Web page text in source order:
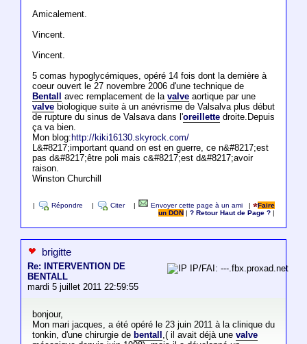
Amicalement.
Vincent.
Vincent.
5 comas hypoglycémiques, opéré 14 fois dont la dernière à
coeur ouvert le 27 novembre 2006 d'une technique de
Bentall
avec remplacement de la valveaortique par une
valvebiologique suite à un anévrisme de Valsalva plus début
de rupture du sinus de Valsava dans l'oreillettedroite.Depuis
ça va bien.
Mon blog: http://kiki16130.skyrock.com/
L&#8217;important quand on est en guerre, ce n&#8217;est
pas d&#8217;être poli mais c&#8217;est d&#8217;avoir
raison.
Winston Churchill
Répondre Citer Envoyer cette page à un ami |
Faire
un DON
|? Retour Haut de Page ?
brigitte
Re: INTERVENTION DE
BENTALL
mardi 5 juillet 2011 22:59:55
IP/FAI: ---.fbx.proxad.net
bonjour,
Mon mari jacques, a été opéré le 23 juin 2011 à la clinique du
tonkin, d'une chirurgie de bentall ,( il avait déjà une valve